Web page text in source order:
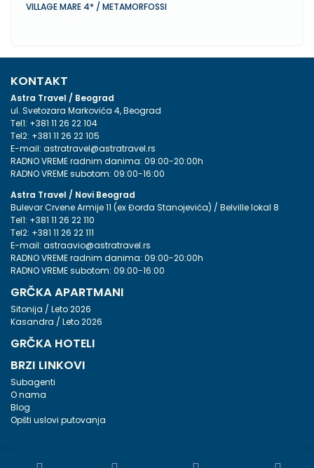
VILLAGE MARE 4* / METAMORFOSSI
KONTAKT
Astra Travel / Beograd
ul. Svetozara Markovića 4, Beograd
Tel1: +381 11 26 22 104
Tel2: +381 11 26 22 105
E-mail: astratravel@astratravel.rs
RADNO VREME radnim danima: 09:00-20:00h
RADNO VREME subotom: 09:00-16:00
Astra Travel / Novi Beograd
Bulevar Crvene Armije 11 (ex Đorđa Stanojevića) / Belville lokal 8
Tel1: +381 11 26 22 110
Tel2: +381 11 26 22 111
E-mail: astraavio@astratravel.rs
RADNO VREME radnim danima: 09:00-20:00h
RADNO VREME subotom: 09:00-16:00
GRČKA APARTMANI
Sitonija / Leto 2026
Kasandra / Leto 2026
GRČKA HOTELI
BRZI LINKOVI
Subagenti
O nama
Blog
Opšti uslovi putovanja